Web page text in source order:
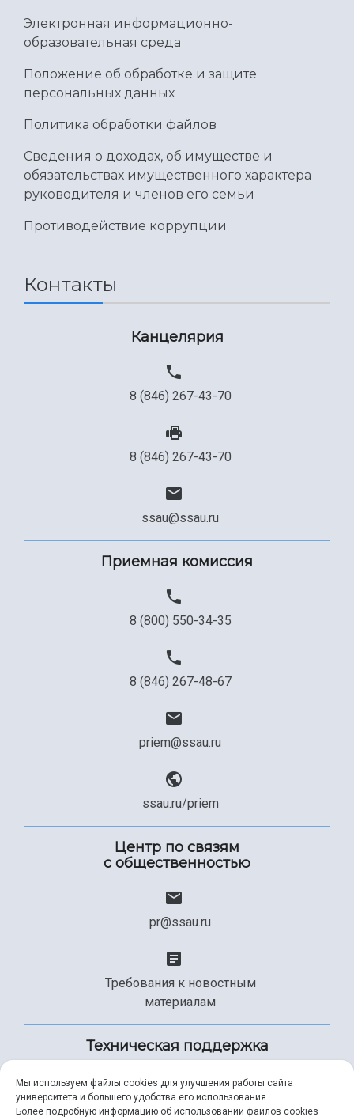
Электронная информационно-
образовательная среда
Положение об обработке и защите
персональных данных
Политика обработки файлов
Сведения о доходах, об имуществе и
обязательствах имущественного характера
руководителя и членов его семьи
Противодействие коррупции
Контакты
Канцелярия
8 (846) 267-43-70
8 (846) 267-43-70
ssau@ssau.ru
Приемная комиссия
8 (800) 550-34-35
8 (846) 267-48-67
priem@ssau.ru
ssau.ru/priem
Центр по связям
с общественностью
pr@ssau.ru
Требования к новостным
материалам
Техническая поддержка
+7 (846) 267-49-99
Мы используем файлы cookies для улучшения работы сайта
университета и большего удобства его использования.
Более подробную информацию об использовании файлов cookies